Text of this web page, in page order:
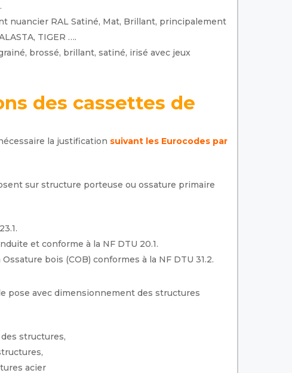
nuancier RAL Satiné, Mat, Brillant, principalement
TIGER ….
brossé, brillant, satiné, irisé avec jeux
des cassettes de
la justification suivant les Eurocodes par
sur structure porteuse ou ossature primaire
et conforme à la NF DTU 20.1.
bois (COB) conformes à la NF DTU 31.2.
pose avec dimensionnement des structures
structures,
acier